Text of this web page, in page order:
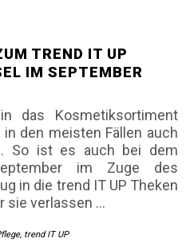
TREND IT UP
IM SEPTEMBER
das Kosmetiksortiment
den meisten Fällen auch
So ist es auch bei dem
im Zuge des
in die trend IT UP Theken
sie verlassen …
, trend IT UP